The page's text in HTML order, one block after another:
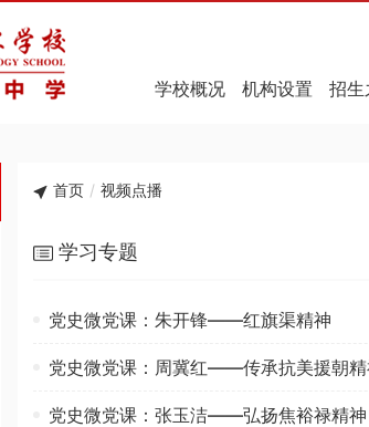
学校概况 机构设置 招生
首页 / 视频点播
学习专题
党史微党课：朱开锋——红旗渠精神
党史微党课：周冀红——传承抗美援朝精
党史微党课：张玉洁——弘扬焦裕禄精神